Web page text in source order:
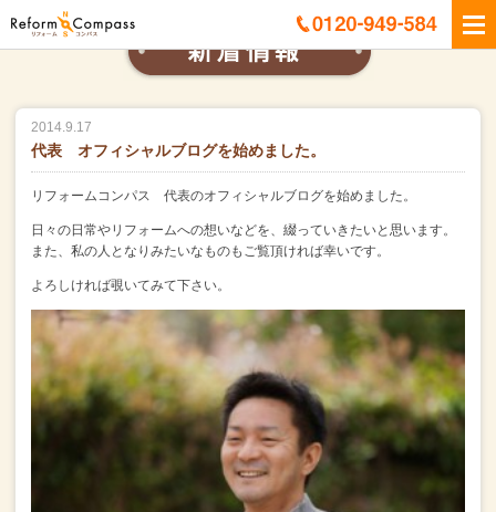
2014.9.17
代表 オフィシャルブログを始めました。
リフォームコンパス 代表のオフィシャルブログを始めました。
日々の日常やリフォームへの想いなどを、綴っていきたいと思います。
また、私の人となりみたいなものもご覧頂ければ幸いです。
よろしければ覗いてみて下さい。